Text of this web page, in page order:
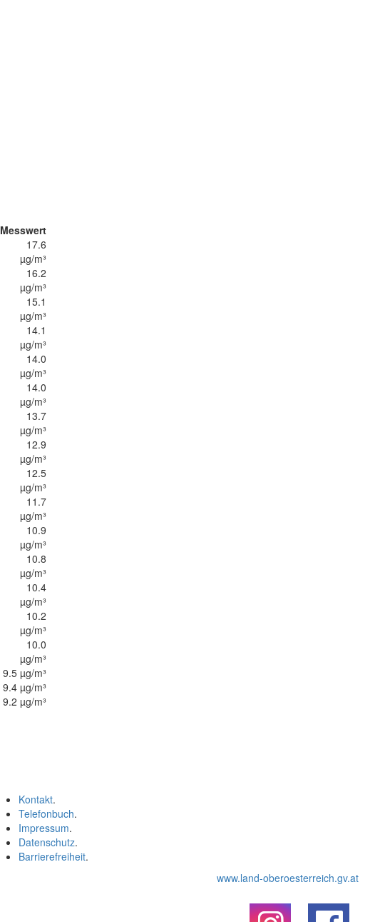
Messwert
17.6
µg/m³
16.2
µg/m³
15.1
µg/m³
14.1
µg/m³
14.0
µg/m³
14.0
µg/m³
13.7
µg/m³
12.9
µg/m³
12.5
µg/m³
11.7
µg/m³
10.9
µg/m³
10.8
µg/m³
10.4
µg/m³
10.2
µg/m³
10.0
µg/m³
9.5 µg/m³
9.4 µg/m³
9.2 µg/m³
Kontakt.
Telefonbuch.
Impressum.
Datenschutz.
Barrierefreiheit.
www.land-oberoesterreich.gv.at